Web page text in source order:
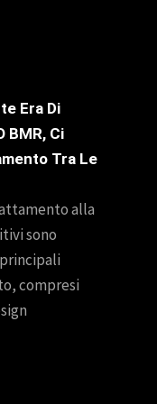
Era Di
BMR, Ci
Tra Le
alla
sono
compresi